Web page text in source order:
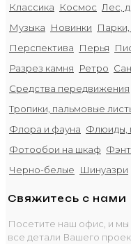
Классика
Космос Лес,
Музыка
Новинки
Перспектива
Перья
Разрез камня
Ретро
Средства передвижения
Тропики, пальмовые
Флора и фауна Флюиды,
Фотообои на шкаф
Черно-белые
Шинуазри
Свяжитесь с нами
Посетите наш офис, и
все детали Вашего